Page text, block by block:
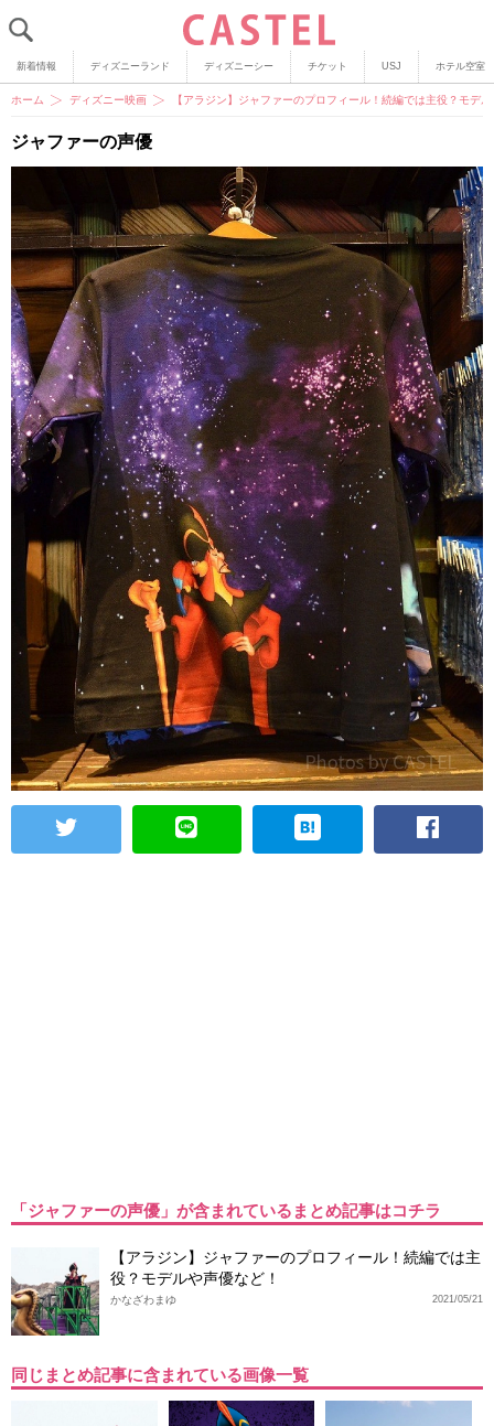
新着情報 ディズニーランド ディズニーシー チケット USJ ホテル空室
ホーム ディズニー映画 【アラジン】ジャファーのプロフィール！続編では主役？モデ
ジャファーの声優
「ジャファーの声優」が含まれているまとめ記事はコチラ
【アラジン】ジャファーのプロフィール！続編では主
役？モデルや声優など！
2021/05/21
かなざわまゆ
同じまとめ記事に含まれている画像一覧